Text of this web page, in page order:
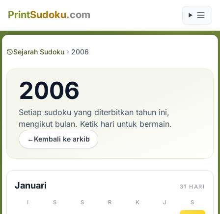
PrintSudoku.com
Sejarah Sudoku 2006
2006
Setiap sudoku yang diterbitkan tahun ini,
mengikut bulan. Ketik hari untuk bermain.
←Kembali ke arkib
Januari 31 HARI
I S S R K J S